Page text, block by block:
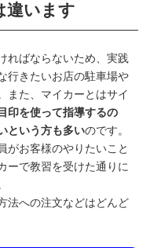
違います
ればならないため、実践
行きたいお店の駐車場や
また、マイカーとはサイ
印を使って指導するの
という方も多いのです。
がお客様のやりたいこと
ーで教習を受けた通りに
法への注文などはどんど